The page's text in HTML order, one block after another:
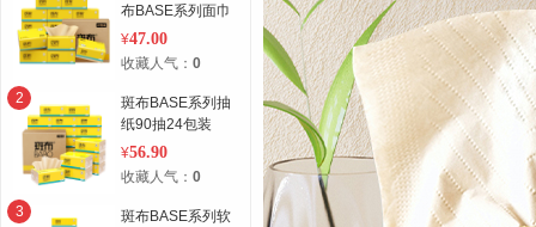
布BASE系列面巾
纸
¥47.00
收藏人气： 0
2
斑布BASE系列抽
纸90抽24包装
¥56.90
收藏人气： 0
3
斑布BASE系列软